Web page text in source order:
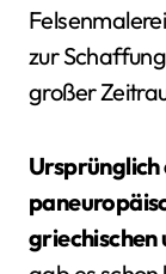
zur
großer
griechischen